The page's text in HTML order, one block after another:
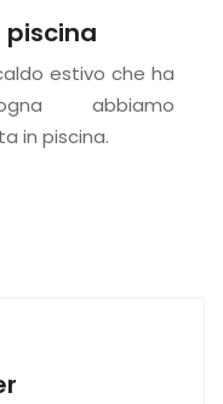
piscina
estivo che ha
abbiamo
in piscina.